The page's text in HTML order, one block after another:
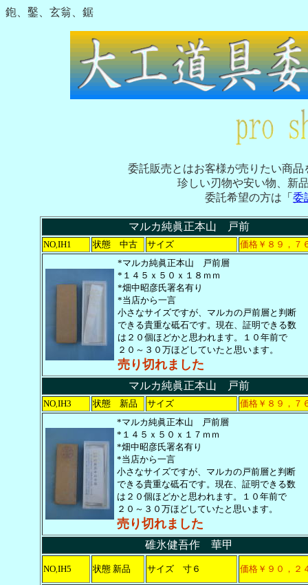
鉋、鑿、玄翁、鋸
委託販売とはお客様が売りたい商
珍しい刃物や安い物、新
委託希望の方は 「 委
マルカ純眞正本山 戸前
NO, IH1 状態 中古 サイズ
価格￥８９，７
*マルカ純眞正本山 戸前層
*１４５ｘ５０ｘ１８ｍｍ
*畑中昭彦氏署名有り
*当店から一言
小さなサイズですが、マルカの戸前層と判断
できる貴重な砥石です。現在、証明できる数
は２０個ほどかと思われます。１０年前で
２０～３０万ほどしていたと思います。
売り切れました
マルカ純眞正本山 戸前
NO, IH3 状態 新品 サイズ
価格￥８９，７
*マルカ純眞正本山 戸前層
*１４５ｘ５０ｘ１７ｍｍ
*畑中昭彦氏署名有り
*当店から一言
小さなサイズですが、マルカの戸前層と判断
できる貴重な砥石です。現在、証明できる数
は２０個ほどかと思われます。１０年前で
２０～３０万ほどしていたと思います。
売り切れました
碓氷健吾作 華甲
NO, IH5 状態 新品 サイズ 寸６ 価格￥９０，２